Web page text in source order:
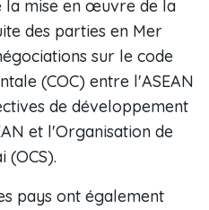
la mise en œuvre de la
des parties en Mer
sur le code
(COC) entre l'ASEAN
de développement
et l'Organisation de
(OCS).
pays ont également